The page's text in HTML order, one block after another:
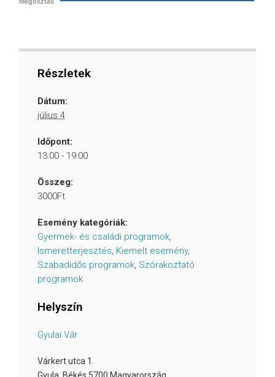
Részletek
Dátum:
július 4
Időpont:
13:00 - 19:00
Összeg:
3000Ft
Esemény kategóriák:
Gyermek- és családi programok,
Ismeretterjesztés, Kiemelt esemény,
Szabadidős programok, Szórakoztató
programok
Helyszín
Gyulai Vár
Várkert utca 1.